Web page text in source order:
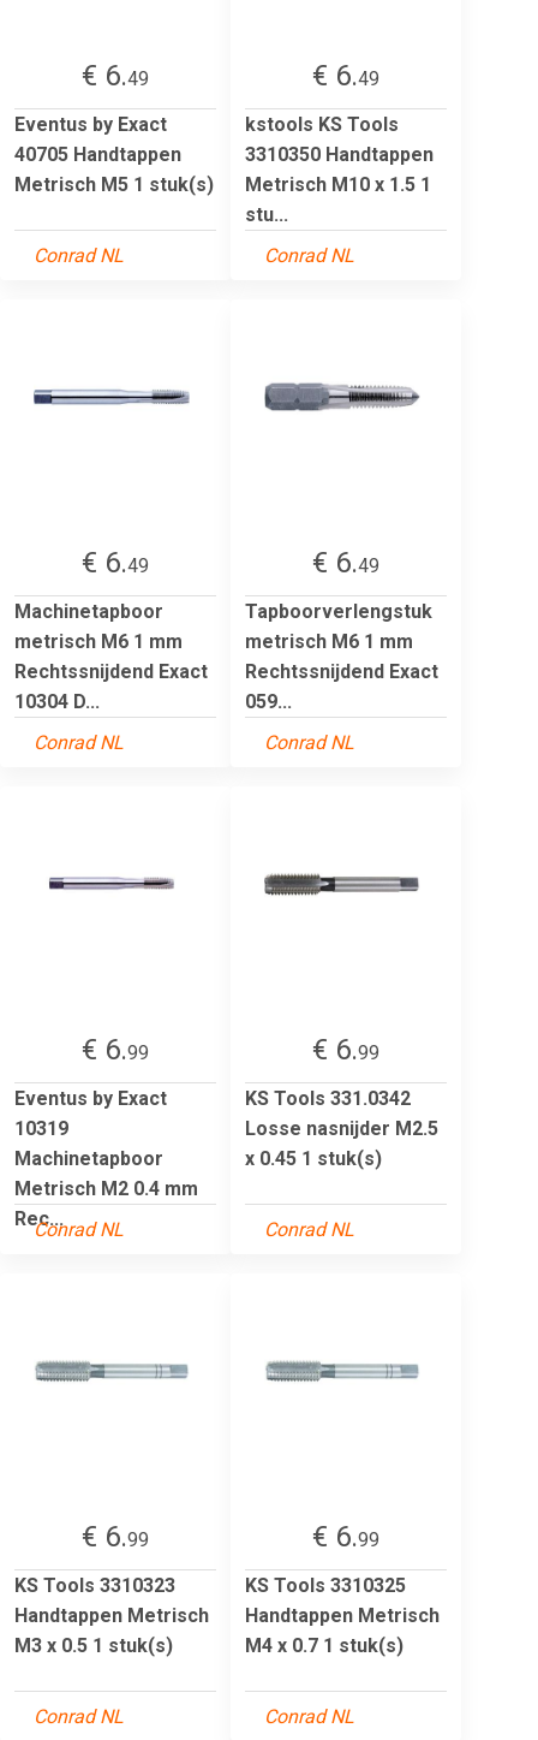
€ 6.49
Eventus by Exact
40705 Handtappen
Metrisch M5 1 stuk(s)
Conrad NL
€ 6.49
kstools KS Tools
3310350 Handtappen
Metrisch M10 x 1.5 1
stu...
Conrad NL
€ 6.49
Machinetapboor
metrisch M6 1 mm
Rechtssnijdend Exact
10304 D...
Conrad NL
€ 6.49
Tapboorverlengstuk
metrisch M6 1 mm
Rechtssnijdend Exact
059...
Conrad NL
€ 6.99
Eventus by Exact
10319
Machinetapboor
Metrisch M2 0.4 mm
Rec...
Conrad NL
€ 6.99
KS Tools 331.0342
Losse nasnijder M2.5
x 0.45 1 stuk(s)
Conrad NL
€ 6.99
KS Tools 3310323
Handtappen Metrisch
M3 x 0.5 1 stuk(s)
Conrad NL
€ 6.99
KS Tools 3310325
Handtappen Metrisch
M4 x 0.7 1 stuk(s)
Conrad NL